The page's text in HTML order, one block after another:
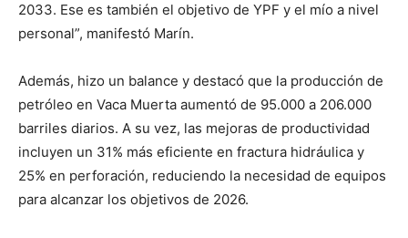
2033. Ese es también el objetivo de YPF y el mío a nivel
personal”, manifestó Marín.
Además, hizo un balance y destacó que la producción de
petróleo en Vaca Muerta aumentó de 95.000 a 206.000
barriles diarios. A su vez, las mejoras de productividad
incluyen un 31% más eficiente en fractura hidráulica y
25% en perforación, reduciendo la necesidad de equipos
para alcanzar los objetivos de 2026.